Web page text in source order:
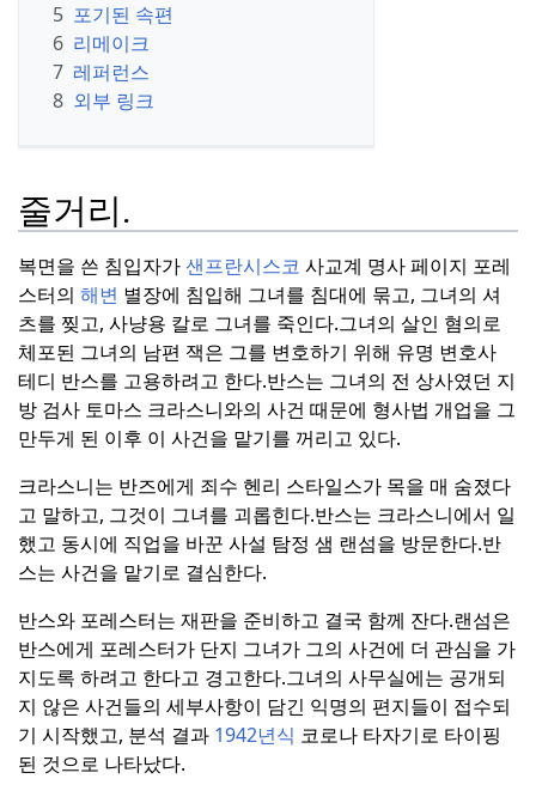
5 포기된 속편
6 리메이크
7 레퍼런스
8 외부 링크
줄거리.
복면을 쓴 침입자가샌프란시스코 사교계 명사 페이지 포레
스터의 해변 별장에 침입해 그녀를 침대에 묶고, 그녀의 셔
츠를 찢고, 사냥용 칼로 그녀를 죽인다.그녀의 살인 혐의로
체포된 그녀의 남편 잭은 그를 변호하기 위해 유명 변호사
테디 반스를 고용하려고 한다.반스는 그녀의 전 상사였던 지
방 검사 토마스 크라스니와의 사건 때문에 형사법 개업을 그
만두게 된 이후 이 사건을 맡기를 꺼리고 있다.
크라스니는 반즈에게 죄수 헨리 스타일스가 목을 매 숨졌다
고 말하고, 그것이 그녀를 괴롭힌다.반스는 크라스니에서 일
했고 동시에 직업을 바꾼 사설 탐정 샘 랜섬을 방문한다.반
스는 사건을 맡기로 결심한다.
반스와 포레스터는 재판을 준비하고 결국 함께 잔다.랜섬은
반스에게 포레스터가 단지 그녀가 그의 사건에 더 관심을 가
지도록 하려고 한다고 경고한다.그녀의 사무실에는 공개되
지 않은 사건들의 세부사항이 담긴 익명의 편지들이 접수되
기 시작했고, 분석 결과 1942년식 코로나 타자기로 타이핑
된 것으로 나타났다.